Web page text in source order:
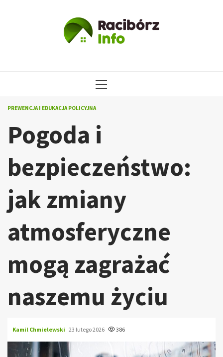
MENU
PREWENCJA I EDUKACJA POLICYJNA
Pogoda i
bezpieczeństwo:
jak zmiany
atmosferyczne
mogą zagrażać
naszemu życiu
Kamil Chmielewski 23 lutego 2026 386